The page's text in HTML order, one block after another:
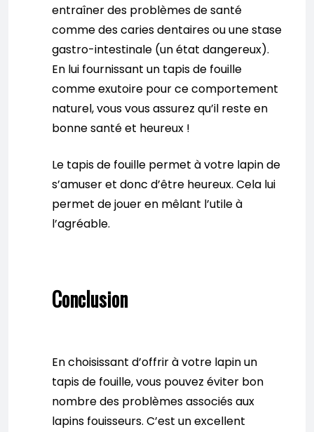
entraîner des problèmes de santé
comme des caries dentaires ou une stase
gastro-intestinale (un état dangereux).
En lui fournissant un tapis de fouille
comme exutoire pour ce comportement
naturel, vous vous assurez qu’il reste en
bonne santé et heureux !
Le tapis de fouille permet à votre lapin de
s’amuser et donc d’être heureux. Cela lui
permet de jouer en mêlant l’utile à
l’agréable.
Conclusion
En choisissant d’offrir à votre lapin un
tapis de fouille, vous pouvez éviter bon
nombre des problèmes associés aux
lapins fouisseurs. C’est un excellent